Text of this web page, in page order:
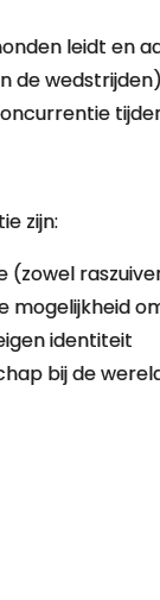
leidt en
zijn:
(zowel
mogelijkheid
identiteit
bij de